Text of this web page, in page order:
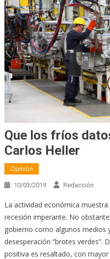
Que los fríos
Carlos Heller
Opinión
10/03/2019 Redacción
La actividad económica
recesión imperante. No
gobierno como algunos medios
desesperación “brotes verdes”.
positiva es resaltado, con